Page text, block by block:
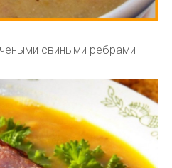
свиными ребрами